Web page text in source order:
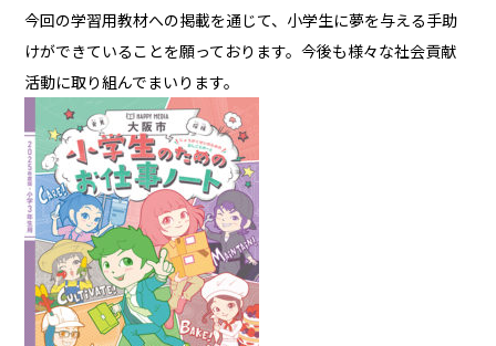
今回の学習用教材への掲載を通じて、小学生に夢を与える手助
けができていることを願っております。今後も様々な社会貢献
活動に取り組んでまいります。